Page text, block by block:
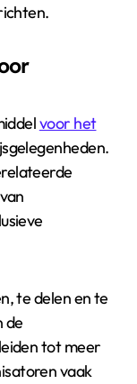
voor het
te delen en te
de
tot meer
vaak